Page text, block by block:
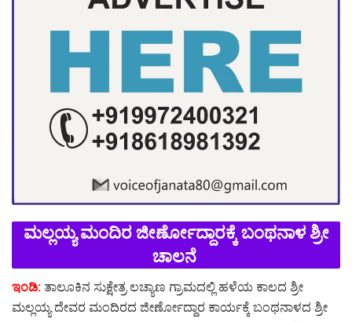
ಮಲ್ಲಯ್ಯ ಮಂದಿರ ಜೀರ್ಣೋದ್ದಾರಕ್ಕೆ ಬಂಥನಾಳ ಶ್ರೀ
ಚಾಲನೆ
ಇಂಡಿ: ತಾಲೂಕಿನ ಸುಕ್ಷೇತ್ರ ಲಚ್ಯಾಣ ಗ್ರಾಮದಲ್ಲಿ ಹಳೆಯ ಕಾಲದ ಶ್ರೀ
ಮಲ್ಲಯ್ಯ ದೇವರ ಮಂದಿರದ ಜೀರ್ಣೋದ್ದಾರ ಕಾರ್ಯಕ್ಕೆ ಬಂಥನಾಳದ ಶ್ರೀ